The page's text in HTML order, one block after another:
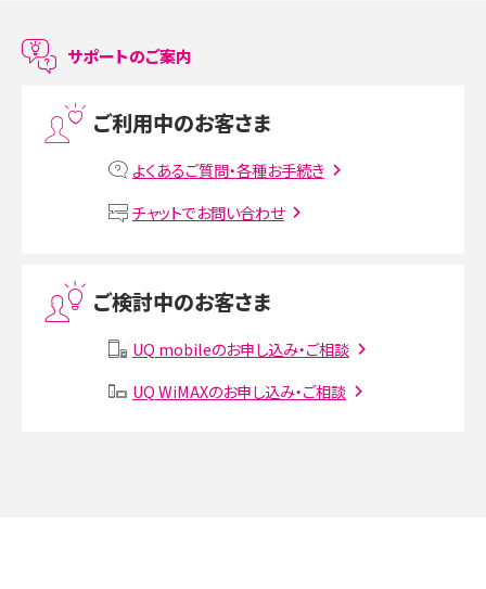
LINEで友だちを削除する方法は？方法ごとの影響や復活・復元する方法も解説
MNOとは？MVNOやMVNEとの違いやメリット・デメリットを解説
VPN接続とは？仕組みや必要性、メリット・デメリット、接続方法を解説
Instagram（インスタグラム）でスクショするとバレる？バレるケースや撮り方も解
SMSとは？料金やできること、注意点や届かない時の対処法を解説
サポートのご案内
ご利用中のお客さま
よくあるご質問・各種お手続き
チャットでお問い合わせ
ご検討中のお客さま
UQ mobileのお申し込み・ご相談
UQ WiMAXのお申し込み・ご相談